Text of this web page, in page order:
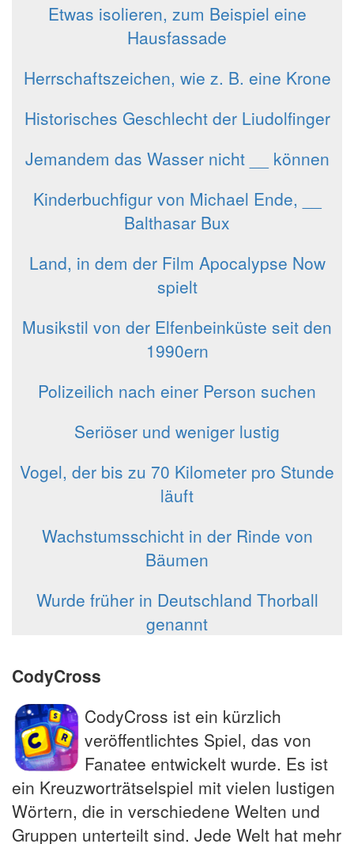
Etwas isolieren, zum Beispiel eine
Hausfassade
Herrschaftszeichen, wie z. B. eine Krone
Historisches Geschlecht der Liudolfinger
Jemandem das Wasser nicht __ können
Kinderbuchfigur von Michael Ende, __
Balthasar Bux
Land, in dem der Film Apocalypse Now
spielt
Musikstil von der Elfenbeinküste seit den
1990ern
Polizeilich nach einer Person suchen
Seriöser und weniger lustig
Vogel, der bis zu 70 Kilometer pro Stunde
läuft
Wachstumsschicht in der Rinde von
Bäumen
Wurde früher in Deutschland Thorball
genannt
CodyCross
CodyCross ist ein kürzlich
veröffentlichtes Spiel, das von
Fanatee entwickelt wurde. Es ist
ein Kreuzworträtselspiel mit vielen lustigen
Wörtern, die in verschiedene Welten und
Gruppen unterteilt sind. Jede Welt hat mehr